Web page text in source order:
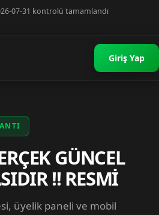
07-31 kontrolü tamamlandı
Giriş Yap
GÜNCEL
!! RESMİ
üyelik paneli ve mobil